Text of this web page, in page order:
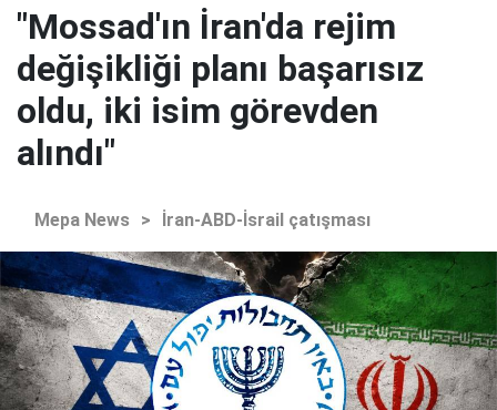
"Mossad'ın İran'da rejim
değişikliği planı başarısız
oldu, iki isim görevden
alındı"
Mepa News > İran-ABD-İsrail çatışması